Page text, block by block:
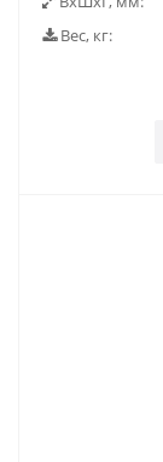
Вес, кг: